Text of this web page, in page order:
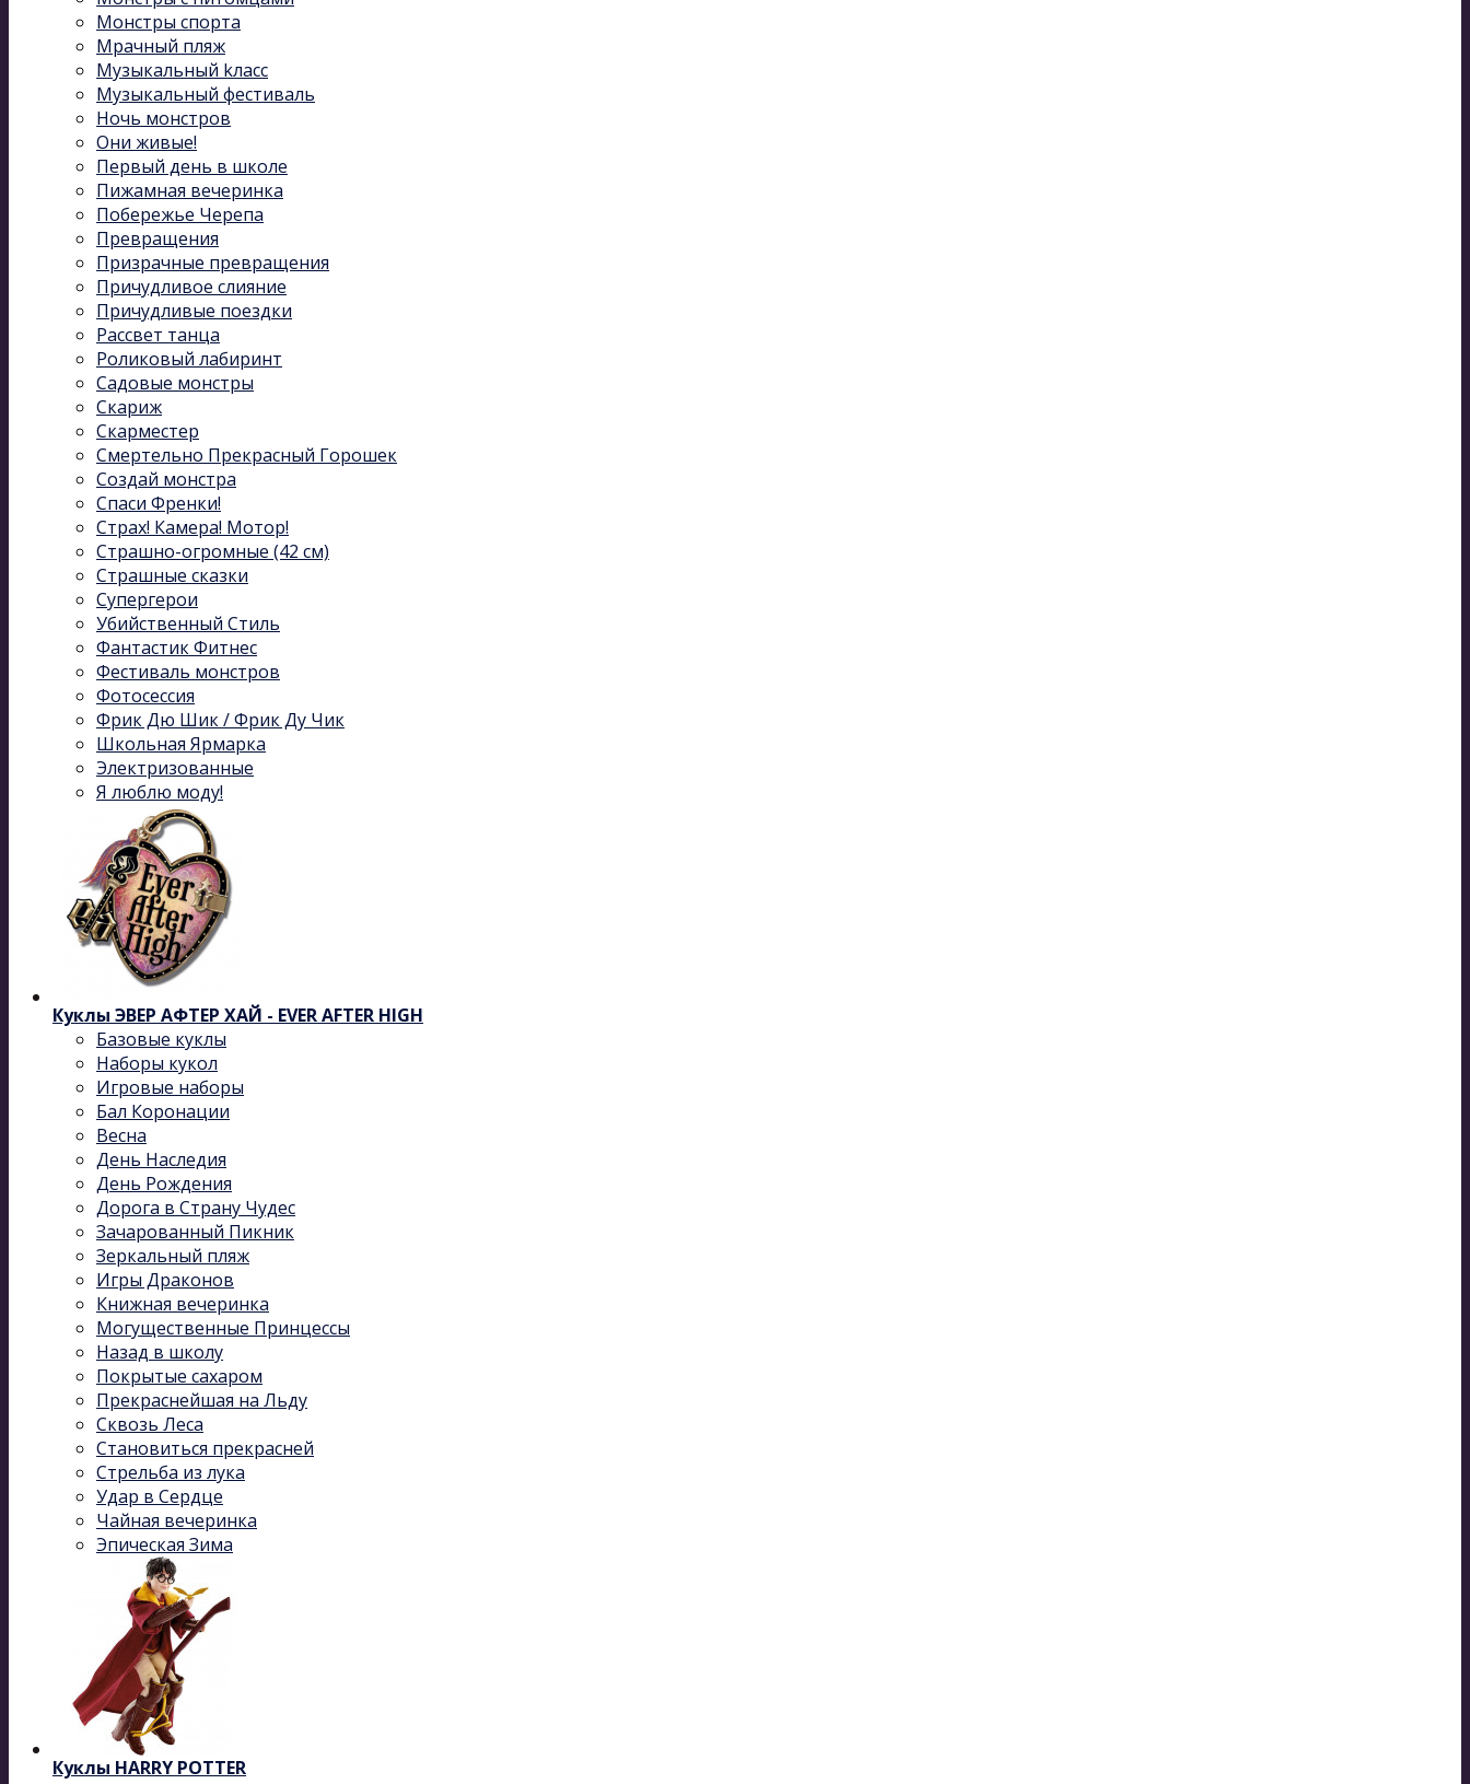
Монстры спорта
Мрачный пляж
Музыкальный kласс
Музыкальный фестиваль
Ночь монстров
Они живые!
Первый день в школе
Пижамная вечеринка
Побережье Черепа
Превращения
Призрачные превращения
Причудливое слияние
Причудливые поездки
Рассвет танца
Роликовый лабиринт
Садовые монстры
Скариж
Скарместер
Смертельно Прекрасный Горошек
Создай монстра
Спаси Френки!
Страх! Камера! Мотор!
Страшно-огромные (42 см)
Страшные сказки
Супергерои
Убийственный Стиль
Фантастик Фитнес
Фестиваль монстров
Фотосессия
Фрик Дю Шик / Фрик Ду Чик
Школьная Ярмарка
Электризованные
Я люблю моду!
Куклы ЭВЕР АФТЕР ХАЙ - EVER AFTER HIGH
Базовые куклы
Наборы кукол
Игровые наборы
Бал Коронации
Весна
День Наследия
День Рождения
Дорога в Страну Чудес
Зачарованный Пикник
Зеркальный пляж
Игры Драконов
Книжная вечеринка
Могущественные Принцессы
Назад в школу
Покрытые сахаром
Прекраснейшая на Льду
Сквозь Леса
Становиться прекрасней
Стрельба из лука
Удар в Сердце
Чайная вечеринка
Эпическая Зима
Куклы HARRY POTTER